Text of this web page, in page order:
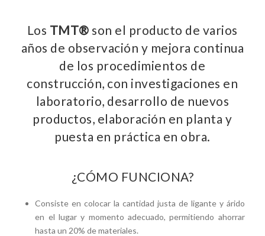
Los TMT® son el producto de varios
años de observación y mejora continua
de los procedimientos de
construcción, con investigaciones en
laboratorio, desarrollo de nuevos
productos, elaboración en planta y
puesta en práctica en obra.
¿CÓMO FUNCIONA?
Consiste en colocar la cantidad justa de ligante y árido
en el lugar y momento adecuado, permitiendo ahorrar
hasta un 20% de materiales.